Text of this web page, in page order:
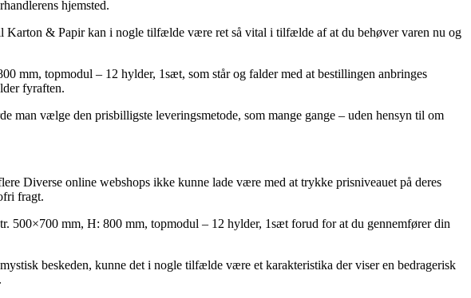
hjemsted.
Karton & Papir kan i nogle tilfælde være ret så vital i tilfælde af at du behøver varen nu og
mm, topmodul – 12 hylder, 1sæt, som står og falder med at bestillingen anbringes
fyraften.
vælge den prisbilligste leveringsmetode, som mange gange – uden hensyn til om
Diverse online webshops ikke kunne lade være med at trykke prisniveauet på deres
fragt.
500×700 mm, H: 800 mm, topmodul – 12 hylder, 1sæt forud for at du gennemfører din
beskeden, kunne det i nogle tilfælde være et karakteristika der viser en bedragerisk